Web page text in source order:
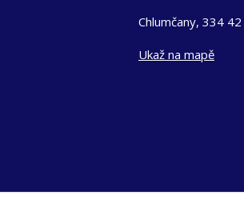
Chlumčany, 334 42
Ukaž na mapě